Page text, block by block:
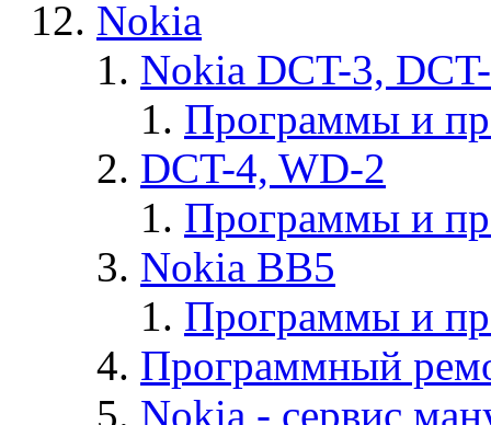
Nokia
Nokia DCT-3,
Программы и
DCT-4, WD-2
Программы и
Nokia BB5
Программы и
Программный
Nokia - cервис